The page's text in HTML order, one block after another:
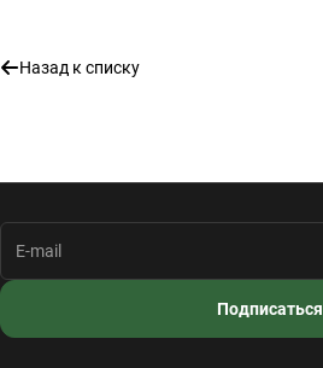
Назад к списку
Подписаться